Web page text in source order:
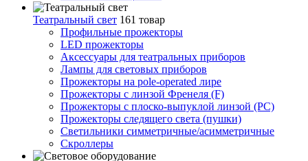
Театральный свет 161 товар
Профильные прожекторы
LED прожекторы
Аксессуары для театральных приборов
Лампы для световых приборов
Прожекторы на pole-operated лире
Прожекторы с линзой Френеля (F)
Прожекторы с плоско-выпуклой линзой (PC)
Прожекторы следящего света (пушки)
Светильники симметричные/асимметричные
Скроллеры